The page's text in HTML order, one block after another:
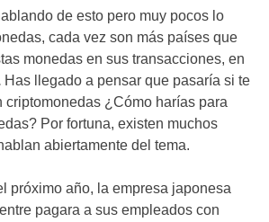
de esto pero muy pocos lo
cada vez son más países que
monedas en sus transacciones, en
Has llegado a pensar que pasaría si te
criptomonedas ¿Cómo harías para
Por fortuna, existen muchos
abiertamente del tema.
próximo año, la empresa japonesa
pagara a sus empleados con